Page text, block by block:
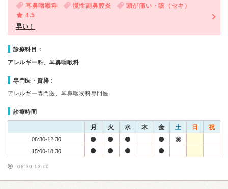
耳鼻咽喉科 慢性副鼻腔炎
頭が痛い・咳（セキ）
4.5
早い！
診療科目：
アレルギー科、耳鼻咽喉科
専門医・資格：
アレルギー専門医、耳鼻咽喉科専門医
診療時間
月 火 水 木 金 土 日 祝
08:30-12:30
15:00-18:30
08:30-13:00